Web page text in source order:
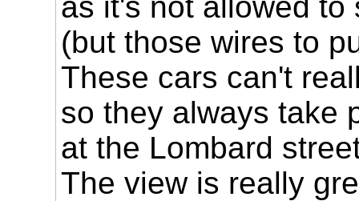
(but those wires to
These cars can't
so they always take
at the Lombard
The view is really